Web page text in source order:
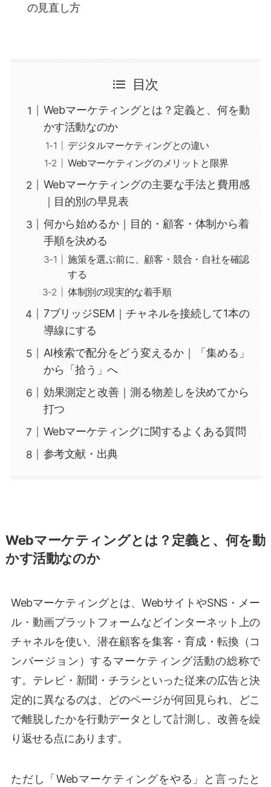
の見直し方
目次
Webマーケティングとは？定義と、何を動
かす活動なのか
デジタルマーケティングとの違い
Webマーケティングのメリットと限界
Webマーケティングの主要な手法と費用感
｜目的別の早見表
何から始めるか｜目的・顧客・体制から着
手順を決める
施策を選ぶ前に、顧客・競合・自社を確認
する
体制別の現実的な着手順
7ブリッジSEM｜チャネルを接続して1本の
導線にする
AI検索で配分をどう変えるか｜「集める」
から「拾う」へ
効果測定と改善｜測る物差しを決めてから
打つ
Webマーケティングに関するよくある質問
参考文献・出典
Webマーケティングとは？定義と、何を動
かす活動なのか
Webマーケティングとは、WebサイトやSNS・メー
ル・動画プラットフォームなどインターネット上の
チャネルを使い、潜在顧客を集客・育成・転換（コ
ンバージョン）するマーケティング活動の総称で
す。テレビ・新聞・チラシといった従来の広告と決
定的に異なるのは、どのページが何回見られ、どこ
で離脱したかを行動データとして計測し、改善を繰
り返せる点にあります。
ただし「Webマーケティングをやる」と言ったと